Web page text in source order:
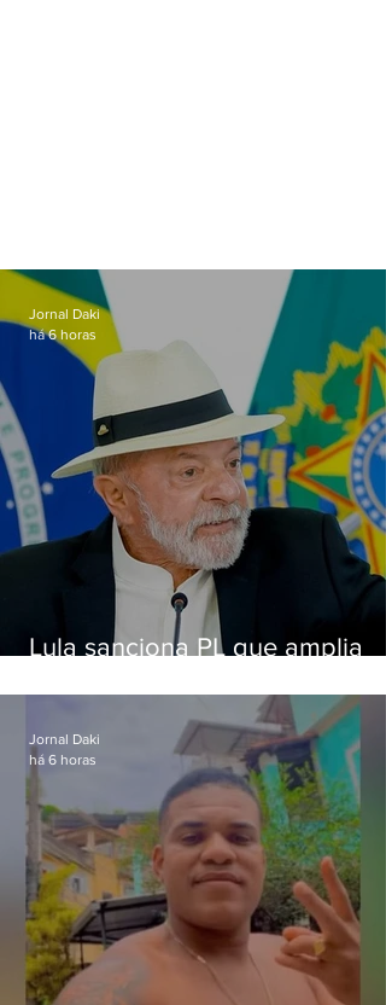
Lula sanciona PL que amplia
crianças
Jornal Daki
há 6 horas
Jornal Daki
há 6 horas